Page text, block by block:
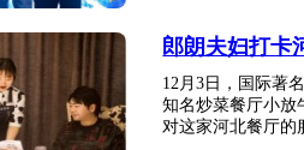
郎朗夫妇打卡
12月3日，国际著
知名炒菜餐厅小放
对这家河北餐厅的